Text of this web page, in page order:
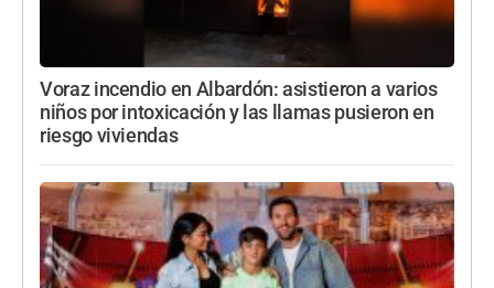
Voraz incendio en Albardón: asistieron a varios
niños por intoxicación y las llamas pusieron en
riesgo viviendas